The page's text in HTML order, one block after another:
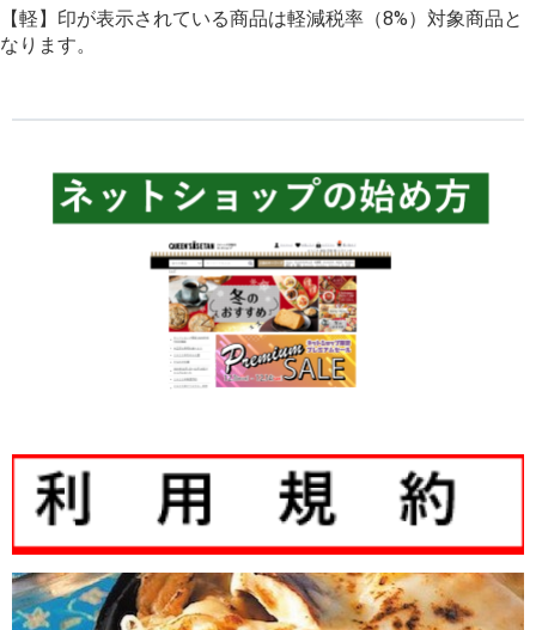
【軽】印が表示されている商品は軽減税率（8%）対象商品と
なります。